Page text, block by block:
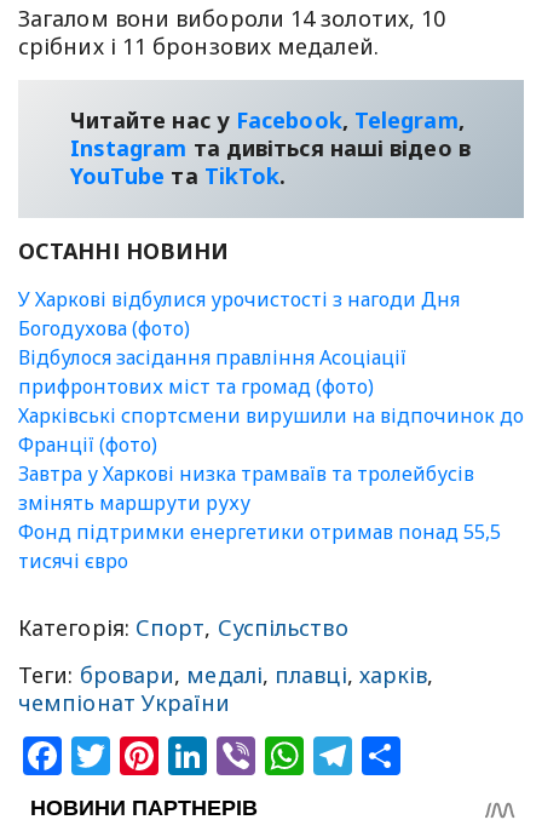
Загалом вони вибороли 14 золотих, 10
срібних і 11 бронзових медалей.
Читайте нас у Facebook, Telegram,
Instagram та дивіться наші відео в
YouТube та TikTok.
ОСТАННІ НОВИНИ
У Харкові відбулися урочистості з нагоди Дня
Богодухова (фото)
Відбулося засідання правління Асоціації
прифронтових міст та громад (фото)
Харківські спортсмени вирушили на відпочинок до
Франції (фото)
Завтра у Харкові низка трамваїв та тролейбусів
змінять маршрути руху
Фонд підтримки енергетики отримав понад 55,5
тисячі євро
Категорія: Спорт, Суспільство
Теги: бровари, медалі, плавці, харків,
чемпіонат України
Facebook
Twitter
Pinterest
LinkedIn
ViberWhatsApp
Telegram